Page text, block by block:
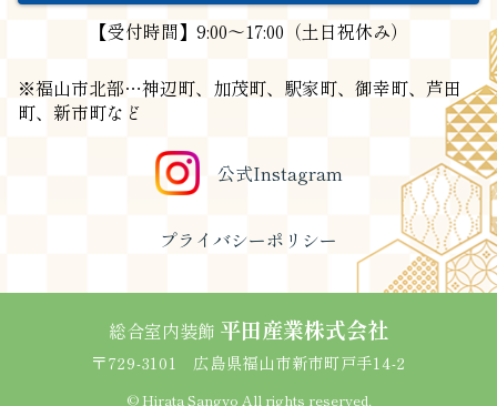
【受付時間】9:00～17:00（土日祝休み）
※福山市北部…神辺町、加茂町、駅家町、御幸町、芦田
町、新市町など
公式Instagram
プライバシーポリシー
総合室内装飾 平田産業株式会社
〒729-3101 広島県福山市新市町戸手14-2
© Hirata Sangyo All rights reserved.